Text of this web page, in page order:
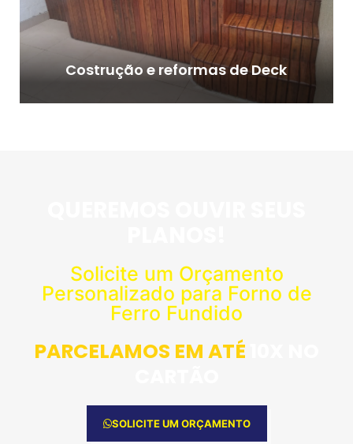
Costrução e reformas de Deck
Solicite um Orçamento
Personalizado para Forno de
Ferro Fundido
PARCELAMOS EM ATÉ
SOLICITE UM ORÇAMENTO